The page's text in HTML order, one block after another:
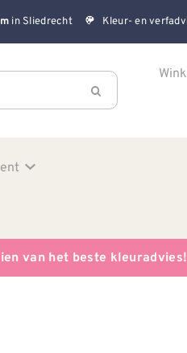
in Sliedrecht Kleur- en
van het beste